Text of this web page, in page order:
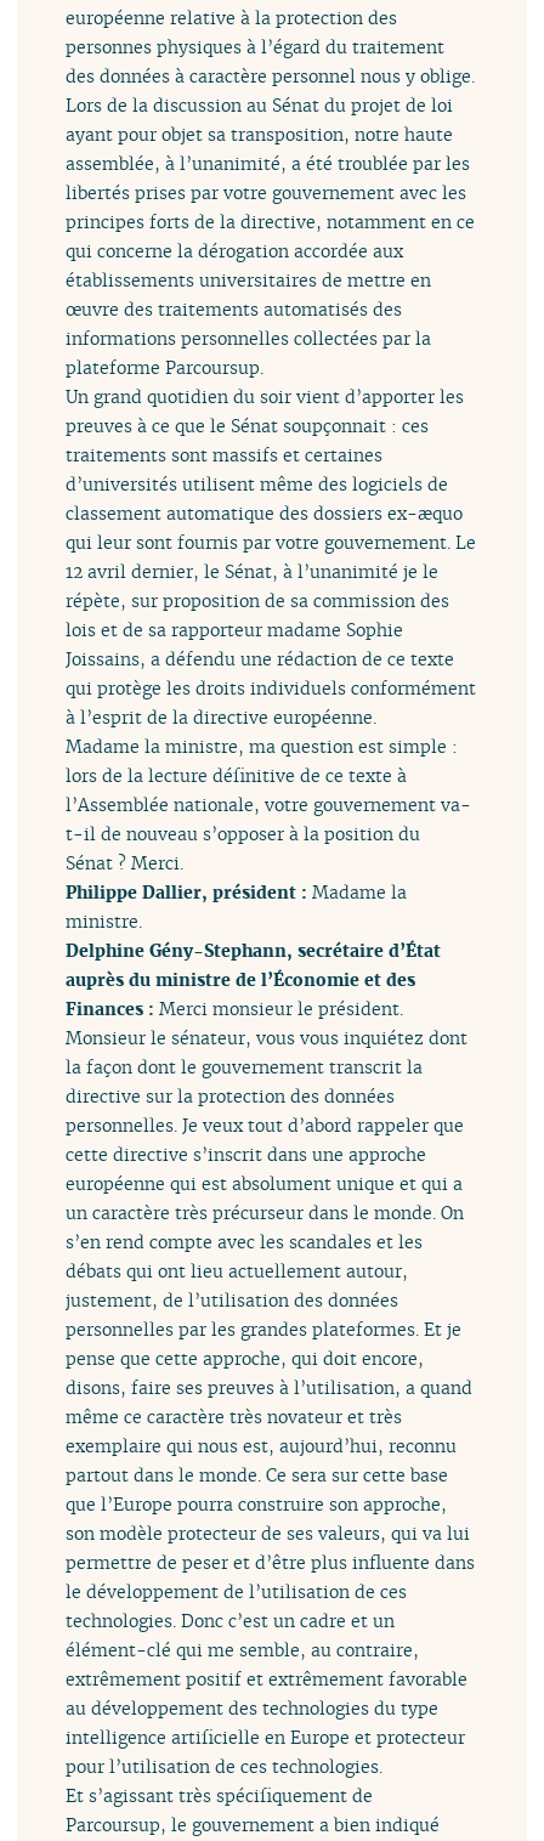
européenne relative à la protection des
personnes physiques à l’égard du traitement
des données à caractère personnel nous y oblige.
Lors de la discussion au Sénat du projet de loi
ayant pour objet sa transposition, notre haute
assemblée, à l’unanimité, a été troublée par les
libertés prises par votre gouvernement avec les
principes forts de la directive, notamment en ce
qui concerne la dérogation accordée aux
établissements universitaires de mettre en
œuvre des traitements automatisés des
informations personnelles collectées par la
plateforme Parcoursup.
Un grand quotidien du soir vient d’apporter les
preuves à ce que le Sénat soupçonnait : ces
traitements sont massifs et certaines
d’universités utilisent même des logiciels de
classement automatique des dossiers ex-æquo
qui leur sont fournis par votre gouvernement. Le
12 avril dernier, le Sénat, à l’unanimité je le
répète, sur proposition de sa commission des
lois et de sa rapporteur madame Sophie
Joissains, a défendu une rédaction de ce texte
qui protège les droits individuels conformément
à l’esprit de la directive européenne.
Madame la ministre, ma question est simple :
lors de la lecture définitive de ce texte à
l’Assemblée nationale, votre gouvernement va-
t-il de nouveau s’opposer à la position du
Sénat ? Merci.
Philippe Dallier, président :Madame la
ministre.
Delphine Gény-Stephann, secrétaire d’État
auprès du ministre de l’Économie et des
Finances :Merci monsieur le président.
Monsieur le sénateur, vous vous inquiétez dont
la façon dont le gouvernement transcrit la
directive sur la protection des données
personnelles. Je veux tout d’abord rappeler que
cette directive s’inscrit dans une approche
européenne qui est absolument unique et qui a
un caractère très précurseur dans le monde. On
s’en rend compte avec les scandales et les
débats qui ont lieu actuellement autour,
justement, de l’utilisation des données
personnelles par les grandes plateformes. Et je
pense que cette approche, qui doit encore,
disons, faire ses preuves à l’utilisation, a quand
même ce caractère très novateur et très
exemplaire qui nous est, aujourd’hui, reconnu
partout dans le monde. Ce sera sur cette base
que l’Europe pourra construire son approche,
son modèle protecteur de ses valeurs, qui va lui
permettre de peser et d’être plus influente dans
le développement de l’utilisation de ces
technologies. Donc c’est un cadre et un
élément-clé qui me semble, au contraire,
extrêmement positif et extrêmement favorable
au développement des technologies du type
intelligence artificielle en Europe et protecteur
pour l’utilisation de ces technologies.
Et s’agissant très spécifiquement de
Parcoursup, le gouvernement a bien indiqué